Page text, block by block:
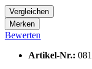
Vergleichen
Merken
Bewerten
Artikel-Nr.: